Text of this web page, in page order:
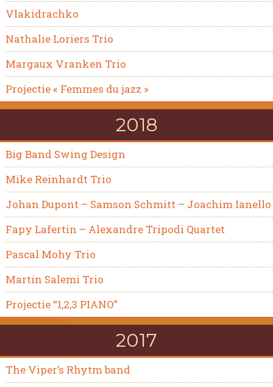
Vlakidrachko
Nathalie Loriers Trio
Margaux Vranken Trio
Projectie « Femmes du jazz »
2018
Big Band Swing Design
Mike Reinhardt Trio
Johan Dupont – Samson Schmitt – Joachim Ianello
Fapy Lafertin – Alexandre Tripodi Quartet
Pascal Mohy Trio
Martin Salemi Trio
Projectie “1,2,3 PIANO”
2017
The Viper’s Rhytm band